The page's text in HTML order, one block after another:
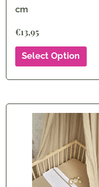
cm
€13,95
Select Option